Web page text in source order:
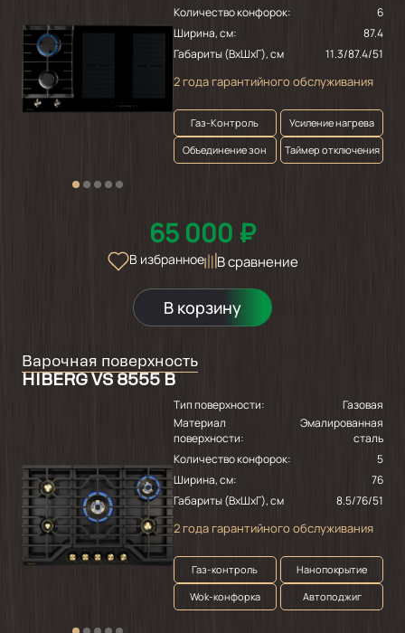
Количество конфорок:
6
Ширина, см:
87.4
Габариты (ВхШхГ), см
11.3/87.4/51
2 года гарантийного обслуживания
Газ-Контроль
Усиление нагрева
Объединение зон
Таймер отключения
65 000 ₽
В избранное В сравнение
В корзину
Варочная поверхность
HIBERG VS 8555 B
Тип поверхности:
Газовая
Материал
поверхности:
Эмалированная
сталь
Количество конфорок:
5
Ширина, см:
76
Габариты (ВхШхГ), см
8.5/76/51
2 года гарантийного обслуживания
Газ-контроль
Нанопокрытие
Wok-конфорка
Автоподжиг